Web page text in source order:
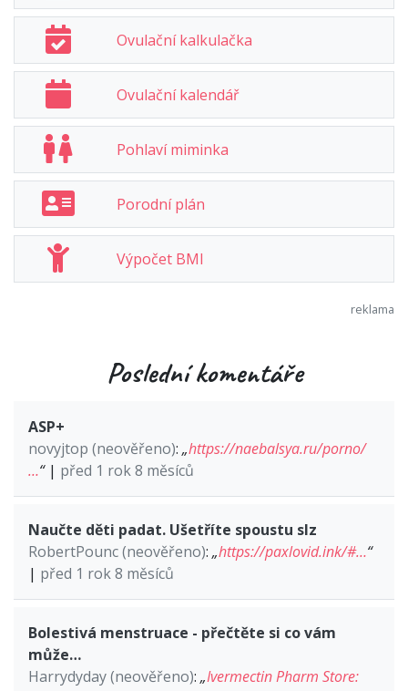
Ovulační kalkulačka
Ovulační kalendář
Pohlaví miminka
Porodní plán
Výpočet BMI
Poslední komentáře
ASP+
novyjtop (neověřeno): „https://naebalsya.ru/porno/
…“| před 1 rok 8 měsíců
Naučte děti padat. Ušetříte spoustu slz
RobertPounc (neověřeno): „https://paxlovid.ink/#…“
| před 1 rok 8 měsíců
Bolestivá menstruace - přečtěte si co vám
může…
Harrydyday (neověřeno): „Ivermectin Pharm Store: